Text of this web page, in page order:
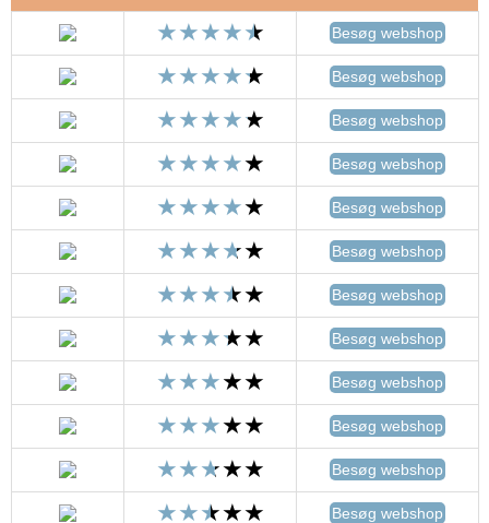
Besøg webshop
Besøg webshop
Besøg webshop
Besøg webshop
Besøg webshop
Besøg webshop
Besøg webshop
Besøg webshop
Besøg webshop
Besøg webshop
Besøg webshop
Besøg webshop